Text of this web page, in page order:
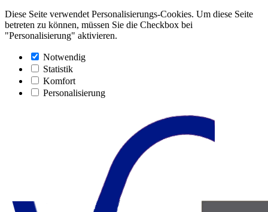
Diese Seite verwendet Personalisierungs-Cookies. Um diese Seite
betreten zu können, müssen Sie die Checkbox bei
"Personalisierung" aktivieren.
Notwendig
Statistik
Komfort
Personalisierung